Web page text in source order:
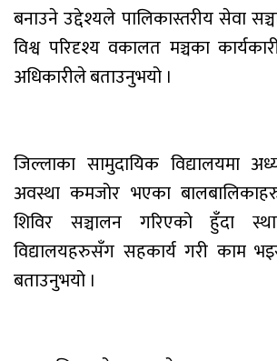
बनाउने उद्देश्यले पालिकास्तरीय सेवा
विश्व परिदृश्य वकालत मञ्चका
अधिकारीले बताउनुभयो ।
जिल्लाका सामुदायिक विद्यालयमा
अवस्था कमजोर भएका
शिविर सञ्चालन गरिएको हुँदा
विद्यालयहरुसँग सहकार्य गरी काम
बताउनुभयो ।